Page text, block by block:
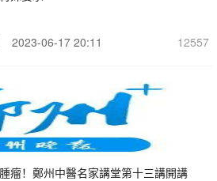
2023-06-17 20:11 12557
瘤！鄭州中醫名家講堂第十三講開講